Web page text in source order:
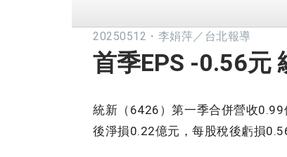
20250512 ・ 李娟萍／台北報導
首季EPS -0.56元
統新（6426）第一季合併營收
後淨損0.22億元，每股稅後虧損